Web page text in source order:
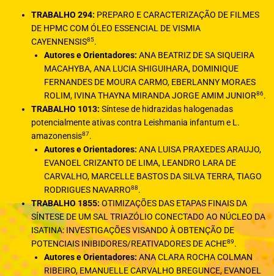
TRABALHO 294: PREPARO E CARACTERIZAÇÃO DE FILMES
DE HPMC COM ÓLEO ESSENCIAL DE VISMIA
CAYENNENSIS85.
Autores e Orientadores: ANA BEATRIZ DE SA SIQUEIRA
MACAHYBA, ANA LUCIA SHIGUIHARA, DOMINIQUE
FERNANDES DE MOURA CARMO, EBERLANNY MORAES
ROLIM, IVINA THAYNA MIRANDA JORGE AMIM JUNIOR86.
TRABALHO 1013: Síntese de hidrazidas halogenadas
potencialmente ativas contra Leishmania infantum e L.
amazonensis87.
Autores e Orientadores: ANA LUISA PRAXEDES ARAUJO,
EVANOEL CRIZANTO DE LIMA, LEANDRO LARA DE
CARVALHO, MARCELLE BASTOS DA SILVA TERRA, TIAGO
RODRIGUES NAVARRO88.
TRABALHO 1855:OTIMIZAÇÕES DAS ETAPAS FINAIS DA
SÍNTESE DE UM SAL TRIAZÓLIO CONECTADO AO NÚCLEO DA
ISATINA: INVESTIGAÇÕES VISANDO À OBTENÇÃO DE
POTENCIAIS INIBIDORES/REATIVADORES DE ACHE89.
Autores e Orientadores: ANA CLARA ROCHA COLMAN
RIBEIRO, EMANUELLE CARVALHO BREGUNCE, EVANOEL